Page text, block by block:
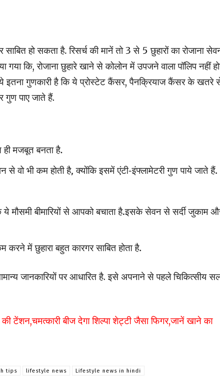
हो सकता है. रिसर्च की मानें तो 3 से 5 छुहारों का रोजाना
कि, रोजाना छुहारे खाने से कोलोन में उपजने वाला पॉलिप नहीं
ये इतना गुणकारी है कि ये प्रोस्टेट कैंसर, पैनक्रियाज कैंसर के खतरे
गुण पाए जाते हैं.
ही मजबूत बनता है.
भी कम होती है, क्योंकि इसमें एंटी-इंफ्लामेटरी गुण पाये जाते हैं.
ये मौसमी बीमारियों से आपको बचाता है.इसके सेवन से सर्दी जुकाम
में छुहारा बहुत कारगर साबित होता है.
जानकारियों पर आधारित है. इसे अपनाने से पहले चिकित्सीय
टेंशन,चमत्कारी बीज देगा शिल्पा शेट्टी जैसा फिगर,जानें खाने का
tips lifestyle news Lifestyle news in hindi